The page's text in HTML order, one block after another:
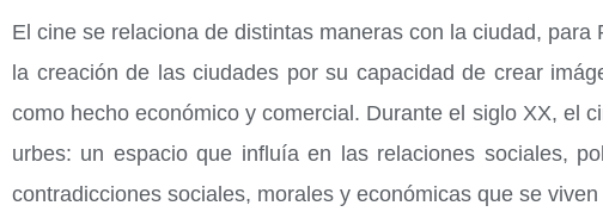
El cine se relaciona de distintas maneras con la ciudad,
la creación de las ciudades por su capacidad de crear
como hecho económico y comercial. Durante el siglo XX, el
urbes: un espacio que influía en las relaciones sociales,
contradicciones sociales, morales y económicas que se